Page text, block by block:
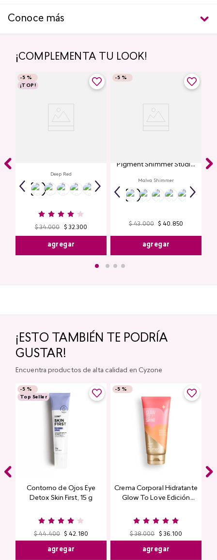
Conoce más
¡COMPLEMENTA TU LOOK!
-5 %
¡TOP!
Deep Red
$ 34.000 $ 32.300
agregar
-5 %
Pigment Shimmer Studio
Malva Shimmer
$ 43.000 $ 40. 850
agregar
¡ESTO TAMBIÉN TE PODRÍA
GUSTAR!
Encuentra productos de alta calidad en Cyzone
-5 %
Top Seller
Contorno de Ojos Eye
Detox Skin First, 15 g
$ 44.400 $ 42.180
agregar
-5 %
Crema Corporal Hidratante
Glow To Love Edición
$ 38.000 $ 36.100
agregar